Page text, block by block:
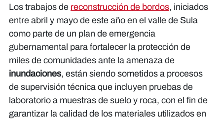
Los trabajos de reconstrucción de bordos, iniciados
entre abril y mayo de este año en el valle de Sula
como parte de un plan de emergencia
gubernamental para fortalecer la protección de
miles de comunidades ante la amenaza de
inundaciones, están siendo sometidos a procesos
de supervisión técnica que incluyen pruebas de
laboratorio a muestras de suelo y roca, con el fin de
garantizar la calidad de los materiales utilizados en